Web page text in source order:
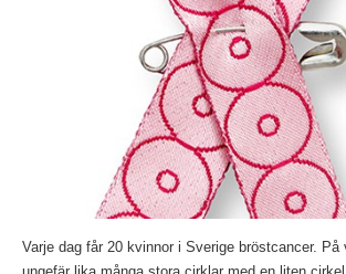
Varje dag får 20 kvinnor i Sverige bröstcancer. På